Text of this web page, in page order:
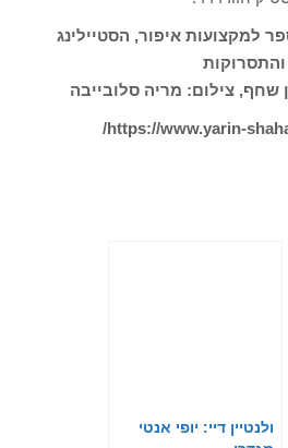
למקצועות איפור, הסטיילינג
והתסרוקות
שחף, צילום: מריה סלובייבה
ולנטיין דיי: יופי אנטי